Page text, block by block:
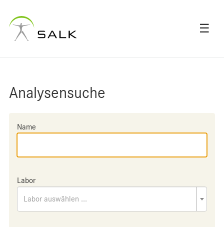
☰
Analysensuche
Name
Labor
Labor auswählen ...